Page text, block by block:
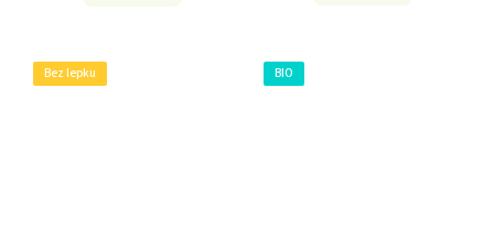
Bez lepku BIO